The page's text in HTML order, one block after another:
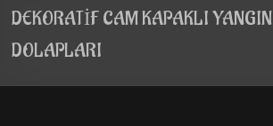
DEKORATİF CAM KAPAKLI YANGIN
DOLAPLARI